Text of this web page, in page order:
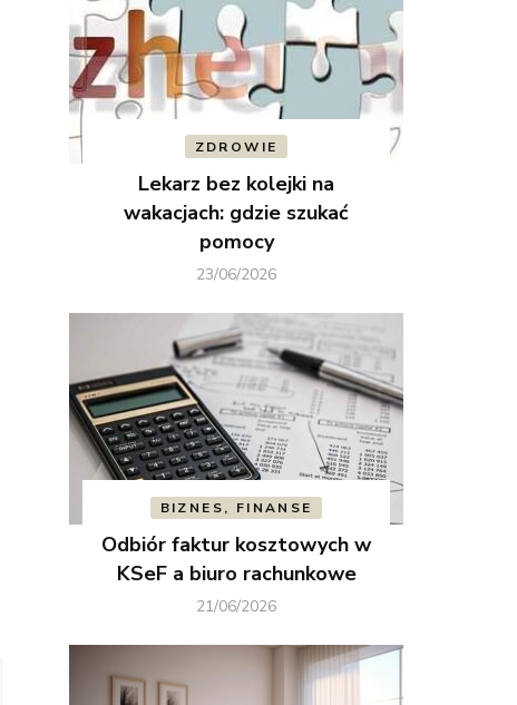
ZDROWIE
Lekarz bez kolejki na
wakacjach: gdzie szukać
pomocy
23/06/2026
BIZNES, FINANSE
Odbiór faktur kosztowych w
KSeF a biuro rachunkowe
21/06/2026